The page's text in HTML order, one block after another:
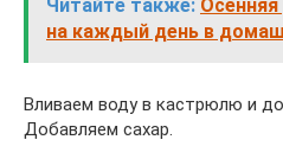
Читайте также:
на каждый день в
Вливаем воду в кастрюлю и
Добавляем сахар.